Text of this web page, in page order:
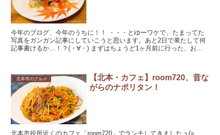
今年のブログ、今年のうちに！！ ・・・とゆーワケで、たまってた
写真をガンガン記事にしていこうと思います。あと2日で果たして何
記事書けるか…！？(・∀・) まずはちょうど1ヶ月前に行った、おな
北本市のグルメ
【北本・カフェ】room720、昔な
がらのナポリタン！
北本市役所近くのカフェ「room720」でランチしてきましたヽ(=